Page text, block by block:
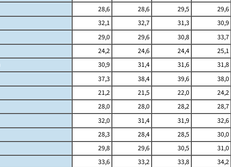
28,6 28,6 29,5 29,6
32,1 32,7 31,3 30,9
29,0 29,6 30,8 33,7
24,2 24,6 24,4 25,1
30,9 31,4 31,6 31,8
37,3 38,4 39,6
38,0
21,2 21,5 22,0 24,2
28,0 28,0 28,2 28,7
32,0 31,4 31,9 32,6
28,3 28,4 28,5 30,0
29,8 29,6 30,5 31,0
33,6 33,2 33,8 34,2